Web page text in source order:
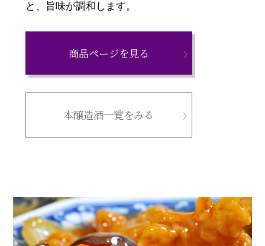
と、旨味が調和します。
商品ページを見る
本醸造酒一覧をみる